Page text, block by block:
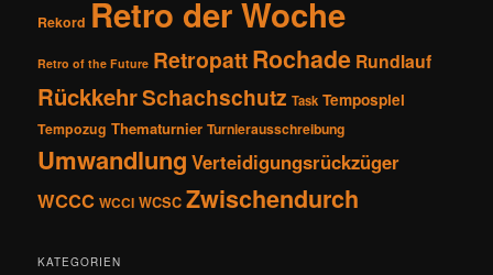
Rekord Retro der Woche
Retro of the Future RetropattRochade Rundlauf
RückkehrSchachschutz Task Tempospiel
Tempozug Thematurnier Turnierausschreibung
Umwandlung Verteidigungsrückzüger
WCCC WCCI WCSC Zwischendurch
KATEGORIEN